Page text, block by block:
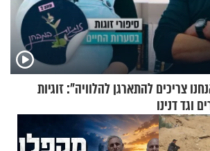
צריכים להתארגן להלוויה": זוגיות
וגד דנינו